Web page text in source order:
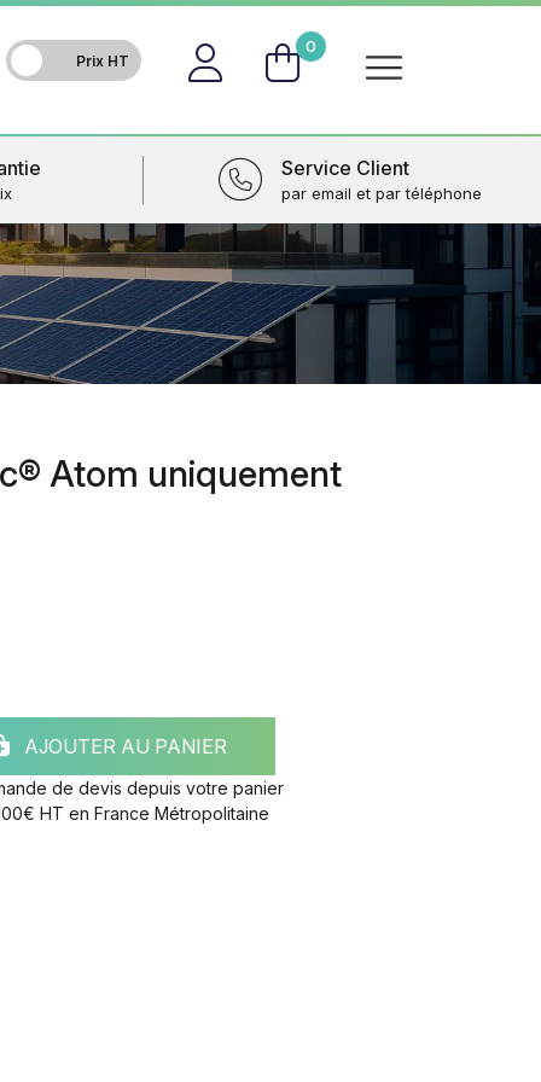
0
Service Client
par email et par téléphone
Atom uniquement
AJOUTER AU PANIER
de devis depuis votre panier
HT en France Métropolitaine